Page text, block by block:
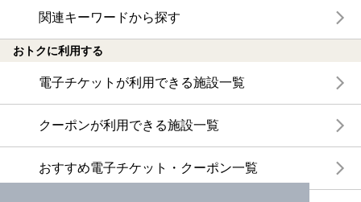
関連キーワードから探す
おトクに利用する
電子チケットが利用できる施設一覧
クーポンが利用できる施設一覧
おすすめ電子チケット・クーポン一覧